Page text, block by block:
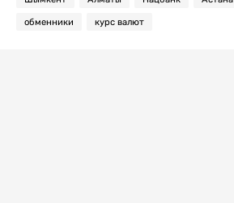
обменники курс валют